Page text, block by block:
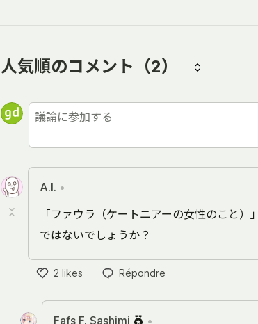
人気順のコメント （2）
A.I. •
「ファウラ（ケートニアーの女性のこと）
ではないでしょうか？
2 likes
Répondre
Fafs F. Sashimi •